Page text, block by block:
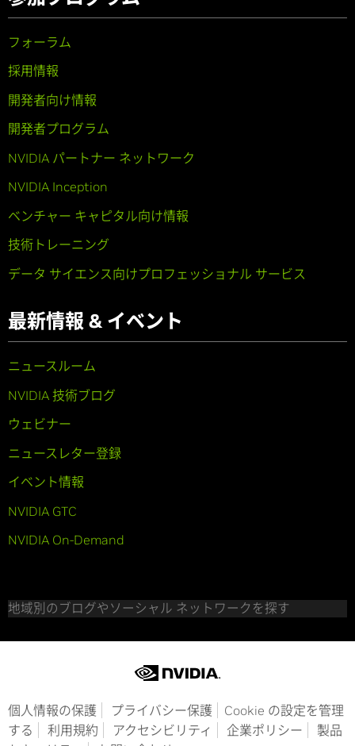
フォーラム
採用情報
開発者向け情報
開発者プログラム
NVIDIA パートナー ネットワーク
NVIDIA Inception
ベンチャー キャピタル向け情報
技術トレーニング
データ サイエンス向けプロフェッショナル サービス
最新情報 & イベント
ニュースルーム
NVIDIA 技術ブログ
ウェビナー
ニュースレター登録
イベント情報
NVIDIA GTC
NVIDIA On-Demand
地域別のブログやソーシャル ネットワークを探す
個人情報の保護 プライバシー保護
Cookie の設定を管理
する
利用規約 アクセシビリティ 企業ポリシー
製品